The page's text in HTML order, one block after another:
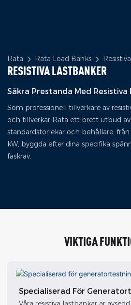
Rata Rata Load Banks
RESISTIVA LASTBANKER
Säkra Prestanda Med Resistiva
Som professionell tillverkare av
och tillverkar Rata ett brett utbud av
standardstorlekar och behållare,
kW, byggda efter dina specifika
faskrav.
VIKTIGA
Specialiserad För